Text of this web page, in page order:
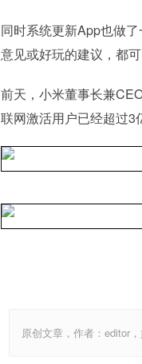
同时系统更新App也做
意见或好玩的建议，都
前天，小米董事长兼
联网激活用户已经超过3
原创文章，作者：editor